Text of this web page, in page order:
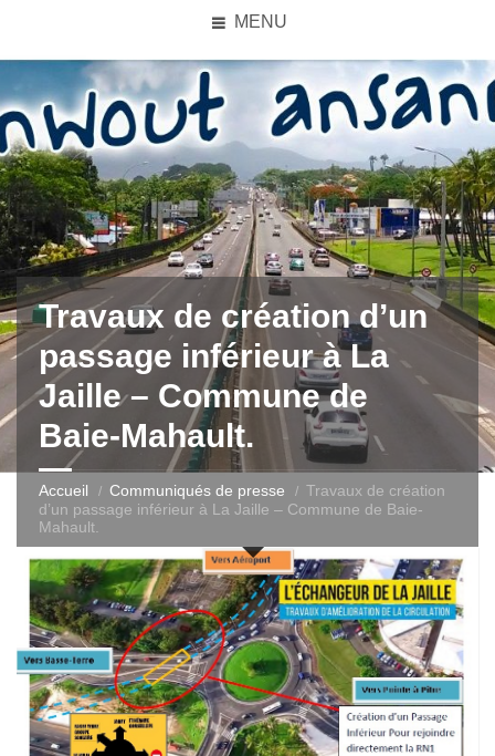
MENU
Travaux de création d’un
passage inférieur à La
Jaille – Commune de
Baie-Mahault.
Accueil Communiqués de presse
Travaux de création
d’un passage inférieur à La Jaille – Commune de Baie-
Mahault.